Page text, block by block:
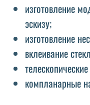
изготовление
эскизу;
изготовление
вклеивание
компланарные